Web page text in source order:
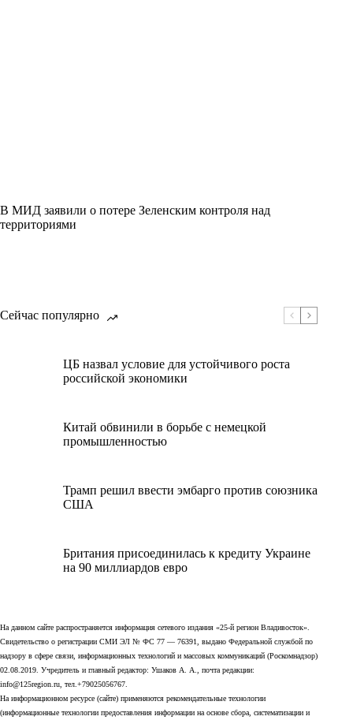
В МИД заявили о потере Зеленским контроля над
территориями
Сейчас популярно
ЦБ назвал условие для устойчивого роста
российской экономики
Китай обвинили в борьбе с немецкой
промышленностью
Трамп решил ввести эмбарго против союзника
США
Британия присоединилась к кредиту Украине
на 90 миллиардов евро
На данном сайте распространяется информация сетевого издания «25-й регион Владивосток».
Свидетельство о регистрации СМИ ЭЛ № ФС 77 — 76391, выдано Федеральной службой по
надзору в сфере связи, информационных технологий и массовых коммуникаций (Роскомнадзор)
02.08.2019. Учредитель и главный редактор: Ушаков А. А., почта редакции:
info@125region.ru, тел.+79025056767.
На информационном ресурсе (сайте) применяются рекомендательные технологии
(информационные технологии предоставления информации на основе сбора, систематизации и